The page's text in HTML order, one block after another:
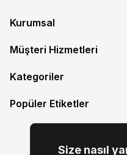
Kurumsal
Müşteri Hizmetleri
Kategoriler
Popüler Etiketler
Size nasıl